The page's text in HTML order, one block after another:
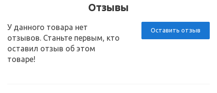
Отзывы
Оставить отзыв
У данного товара нет
отзывов. Станьте первым, кто
оставил отзыв об этом
товаре!